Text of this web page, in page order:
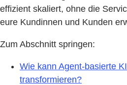
effizient skaliert, ohne die
eure Kundinnen und Kunden
Zum Abschnitt springen:
Wie kann Agent-basierte
transformieren?